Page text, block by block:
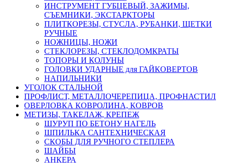
ИНСТРУМЕНТ ГУБЦЕВЫЙ, ЗАЖИМЫ,
СЪЕМНИКИ, ЭКСТАРКТОРЫ
ПЛИТКОРЕЗЫ, СТУСЛА, РУБАНКИ, ЩЕТКИ
РУЧНЫЕ
НОЖНИЦЫ, НОЖИ
СТЕКЛОРЕЗЫ, СТЕКЛОДОМКРАТЫ
ТОПОРЫ И КОЛУНЫ
ГОЛОВКИ УДАРНЫЕ для ГАЙКОВЕРТОВ
НАПИЛЬНИКИ
УГОЛОК СТАЛЬНОЙ
ПРОФЛИСТ, МЕТАЛЛОЧЕРЕПИЦА, ПРОФНАСТИЛ
ОВЕРЛОВКА КОВРОЛИНА, КОВРОВ
МЕТИЗЫ, ТАКЕЛАЖ, КРЕПЕЖ
ШУРУП ПО БЕТОНУ НАГЕЛЬ
ШПИЛЬКА САНТЕХНИЧЕСКАЯ
СКОБЫ ДЛЯ РУЧНОГО СТЕПЛЕРА
ШАЙБЫ
АНКЕРА